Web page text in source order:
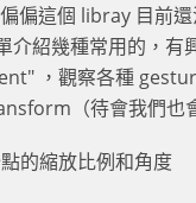
偏這個 libray 目前
介紹幾種常用的，有
，觀察各種
（待會我們也
的縮放比例和角度